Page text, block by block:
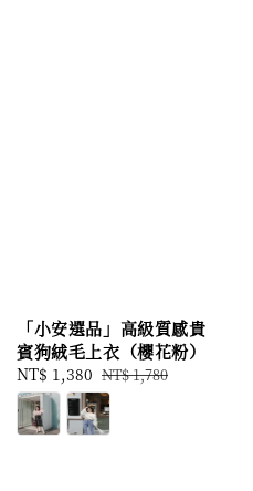
「小安選品」高級質感貴
賓狗絨毛上衣（櫻花粉）
Sale
price
NT$ 1,380 Regular
price
NT$ 1,780